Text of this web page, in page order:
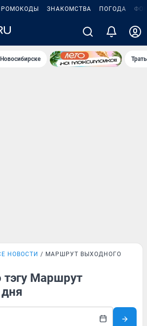
ЗНАКОМСТВА ПОГОДА
НОВОСТИ
МАРШРУТ ВЫХОДНОГО
тэгу Маршрут